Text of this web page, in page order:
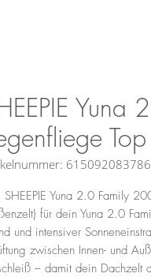
SHEEPIE Yuna 2.0 Family
für dein Yuna 2.0
und intensiver
zwischen Innen- und
– damit dein Dachzelt